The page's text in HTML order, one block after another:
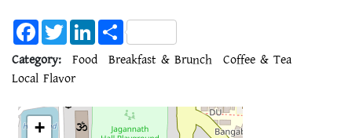
FacebookTwitterLinkedInShare
Category:
Food Breakfast & Brunch
Coffee & Tea
Local Flavor
+